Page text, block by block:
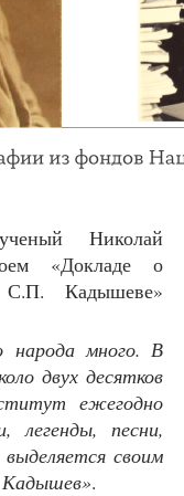
Николай
«Докладе о
С.П. Кадышеве»
народа много. В
двух десятков
ежегодно
легенды, песни,
своим
Кадышев».